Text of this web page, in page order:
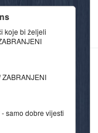
koje bi željeli
samo dobre vijesti